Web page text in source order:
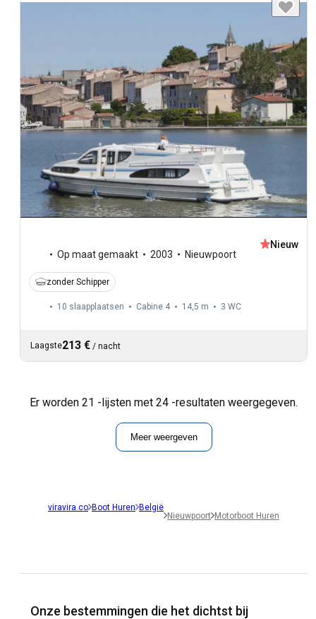
Op maat gemaakt 2003 Nieuwpoort
Nieuw
zonder Schipper
10 slaapplaatsen Cabine 4 14,5 m 3 WC
Laagste213 € / nacht
Er worden 21 -lijsten met 24 -resultaten weergegeven.
Meer weergeven
viravira.co Boot Huren België
Nieuwpoort Motorboot Huren
Onze bestemmingen die het dichtst bij